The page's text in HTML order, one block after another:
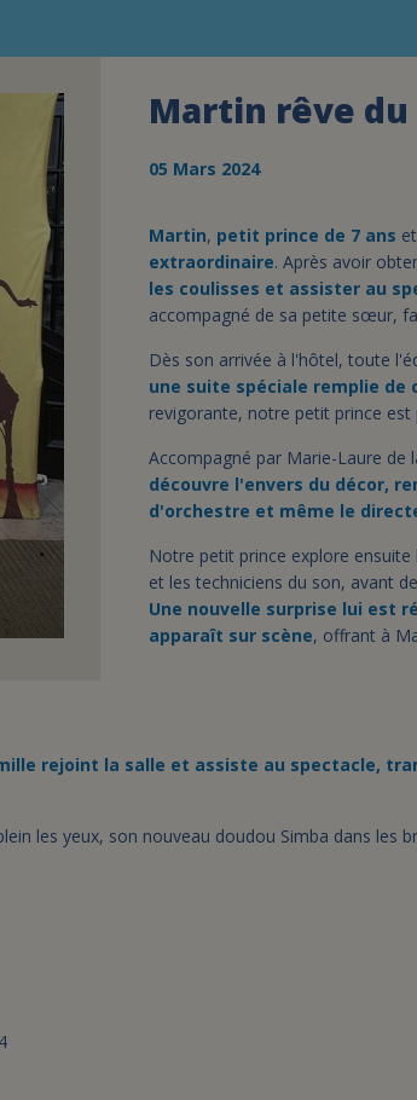
Martin rêve du
05 Mars 2024
Martin, petit prince de 7 ans
extraordinaire. Après avoir
les coulisses et assister au
accompagné de sa petite sœur,
Dès son arrivée à l'hôtel, toute
une suite spéciale remplie de
revigorante, notre petit prince
Accompagné par Marie-Laure de
découvre l'envers du décor,
d'orchestre et même le
Notre petit prince explore
et les techniciens du son, avant
Une nouvelle surprise lui est
apparaît sur scène, offrant à
rejoint la salle et assiste au spectacle,
les yeux, son nouveau doudou Simba dans les